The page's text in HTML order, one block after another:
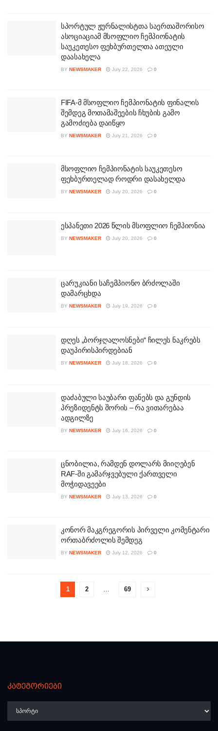
სპორტულ ჟურნალისტთა საერთაშორისო
ასოციაციამ მსოფლიო ჩემპიონატის
საუკეთესო ფეხბურთელთა ათეული
დაასახელა
BY NEWSMAKER July 22, 2026 0
FIFA-მ მსოფლიო ჩემპიონატის ფინალის
შემდეგ მოთამაშეების ჩხუბის გამო
გამოძიება დაიწყო
BY NEWSMAKER July 21, 2026 0
მსოფლიო ჩემპიონატის საუკეთესო
ფეხბურთელად როდრი დასახელდა
BY NEWSMAKER July 20, 2026 0
ესპანეთი 2026 წლის მსოფლიო ჩემპიონია
BY NEWSMAKER July 20, 2026 0
ცარუკიანი საჩემპიონო ბრძოლაში
დამარცხდა
BY NEWSMAKER July 19, 2026 0
დღეს „ბორჯღალოსნები“ ჩილეს ნაკრებს
დაუპირისპირდებიან
BY NEWSMAKER July 18, 2026 0
დაძაბული საუბარი ფანებს და გუნდის
პრეზიდენტს შორის – რა ვითარებაა
ადგილზე
BY NEWSMAKER July 16, 2026 0
ცნობილია, რამდენ დოლარს მიიღებენ
RAF-ში გამარჯვებული ქართველი
მოჭიდავეები
BY NEWSMAKER July 13, 2026 0
კონორ მაკგრეგორის პირველი კომენტარი
ორთაბრძოლის შემდეგ
BY NEWSMAKER July 12, 2026 0
1 2 … 69
კატეგორიები